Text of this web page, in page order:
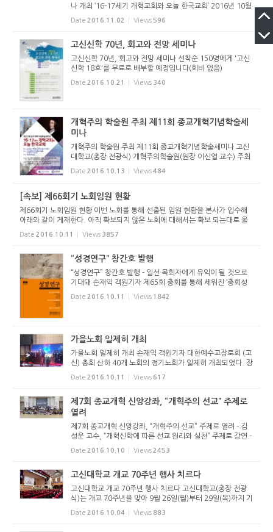
나 개최 ‘16-17세기 개혁교회와 오늘 한국교회’ 2016년 10월
31일 월요일 2시에 고신대학교 개혁주의학술원 주최로 ‘16-1
7세기 개혁교회와 오늘 한국교회’라는 주제를 가지로...
Date 2016.11.02 Views 596
고신신학 70년, 회고와 전망 세미나
고신신학 70년, 회고와 전망 세미나 선착순 150명에게 '고신
신학 18호'를 무료로 배부할 예정입니다(회비 없음)
Date 2016.10.21 Views 340
개혁주의 학술원 주최 제11회 종교개혁기념학술세
미나
개혁주의 학술원 주최 제11회 종교개혁기념학술세미나 고신
대학교(총장 전광식) 개혁주의학술원(원장 이신열 교수) 주최
로 ‘제11회 종교개혁기념학술세미나’가 오는 10월 31일(월)
오후 2시 고신대학교 은혜관 한상동기념홀에서 개최된다. &ls
Date 2016.10.13 Views484
[속보] 제66회기 노회임원 현황
제66회기 노회임원 현황 이번 노회를 통해 선출된 임원 현황을 본사가 입수해
아래와 같이 게재한다. 아직 확보되지 않은 노회에 대해서는 확보 되는대로 올
릴 예정이다. * 노회장, 목사부노회장, 서기, 부서기, 회록서기, 부회록서기는
목사 * 장로부노회장,...
Date 2016.10.11 Views 3857
“성경연구” 창간호 발행
“성경연구” 창간호 발행 - 일선 목회자에게 유익이 될 것으로
기대돼 손재익 객원기자 제65회 총회를 통해 세워진 ‘총회성
경연구소’(소장 장희종 목사)가 저널 『성경 연구』 창간호를 발
간했다. 『성경 연구』는 바쁜 목회 가운데 ...
Date 2016.10.11 Views 1842
가을노회 일제히 개최
가을노회 일제히 개최 손재익 객원기자 대한예수교장로회 (고
신) 총회 산하 40개 노회의 정기노회가 일제히 개최되었다. 장
로교 정치의 핵심이라고 할 수 있는 노회는 4월과 10월에 각
각 개최된다. 10월 노회의 경우 한 해 동안 섬길 임원을 선출
Date 2016.10.11 Views 617
제7회 종교개혁 신앙강좌, “개혁주의 선교” 주제로
열려
제7회 종교개혁 신앙강좌, “개혁주의 선교” 주제로 열려 - 김
성운 교수, “개혁신학에 따른 선교 원리와 실천” 주제로 강연 -
개혁신앙을 추구하는 작은 교회들, 함께 모여 교제의 시간 가
져 설요한 형제 (광교장로교회) 지난 10월 2...
Date 2016.10.10 Views2453
고신대학교 개교 70주년 행사 치르다
고신대학교 개교 70주년 행사 치르다 고신대학교(총장 전광
식)는 개교 70주년을 맞아 9월 26일(월)부터 29일(목)까지 기
념식을 비롯해 중국 남경예술대, 페로스합창단, BewhY 공연,
총학생회 축제, 웨일즈 유니온신학교 등 해외명사 초청강연의
Date 2016.10.04 Views 883